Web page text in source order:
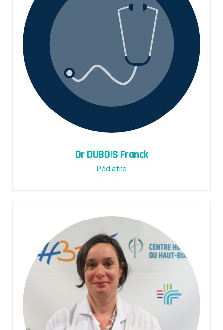
Dr DUBOIS Franck
Pédiatre